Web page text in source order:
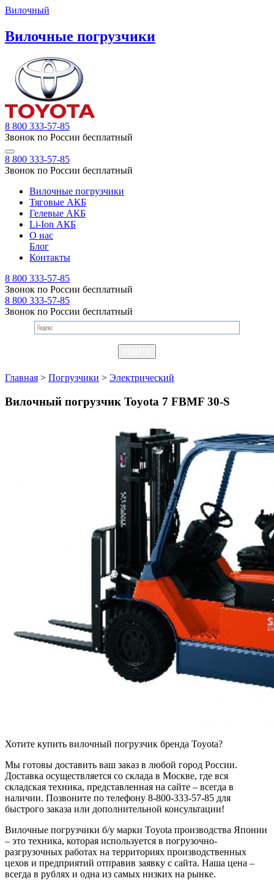
Вилочный
Вилочные погрузчики
8 800 333-57-85
Звонок по России бесплатный
8 800 333-57-85
Звонок по России бесплатный
Вилочные погрузчики
Тяговые АКБ
Гелевые АКБ
Li-Ion АКБ
О нас
Блог
Контакты
8 800 333-57-85
Звонок по России бесплатный
8 800 333-57-85
Звонок по России бесплатный
Главная > Погрузчики > Электрический
Вилочный погрузчик Toyota 7 FBMF 30-S
Хотите купить вилочный погрузчик бренда Toyota?
Мы готовы доставить ваш заказ в любой город России.
Доставка осуществляется со склада в Москве, где вся
складская техника, представленная на сайте – всегда в
наличии. Позвоните по телефону 8-800-333-57-85 для
быстрого заказа или дополнительной консультации!
Вилочные погрузчики б/у марки Toyota производства Японии
– это техника, которая используется в погрузочно-
разгрузочных работах на территориях производственных
цехов и предприятий отправив заявку с сайта. Наша цена –
всегда в рублях и одна из самых низких на рынке.